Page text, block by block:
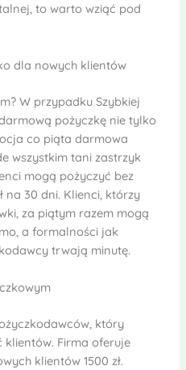
to warto wziąć pod
dla nowych klientów
W przypadku Szybkiej
pożyczkę nie tylko
co piąta darmowa
wszystkim tani zastrzyk
mogą pożyczyć bez
na 30 dni. Klienci, którzy
za piątym razem mogą
a formalności jak
trwają minutę.
który
Firma oferuje
klientów 1500 zł.